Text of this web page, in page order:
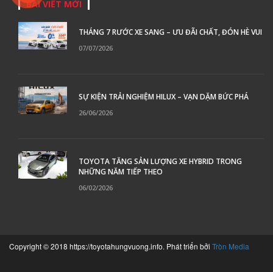
BÀI VIẾT MỚI
THÁNG 7 RƯỚC XE SANG – ƯU ĐÃI CHẤT, ĐÓN HÈ VUI
07/07/2026
SỰ KIỆN TRẢI NGHIỆM HILUX – VẠN DẶM BỨC PHÁ
26/06/2026
TOYOTA TĂNG SẢN LƯỢNG XE HYBRID TRONG
NHỮNG NĂM TIẾP THEO
06/02/2026
Copyright © 2018 https://toyotahungvuong.info. Phát triển bởi Tròn Media